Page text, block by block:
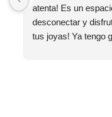
atenta! Es un
desconectar y
tus joyas! Ya tengo